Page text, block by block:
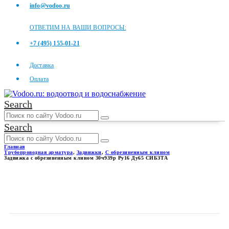
info@vodoo.ru
ОТВЕТИМ НА ВАШИ ВОПРОСЫ:
+7 (495) 155-01-21
Доставка
Оплата
Search
Search
Главная
Трубопроводная арматура, Задвижки, С обрезиненным клином
Задвижка с обрезиненным клином 30ч939р Ру16 Ду65 СИБЗТА